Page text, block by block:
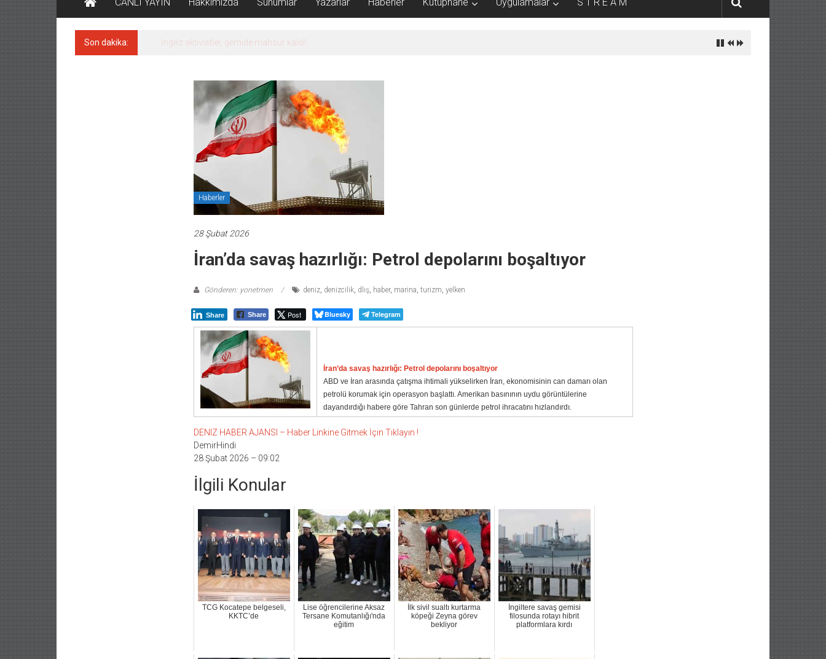
CANLI YAYIN Hakkımızda Sunumlar Yazarlar Haberler Kütüphane Uygulamalar S T R E A M
Son dakika: FESCO, Karadeniz’de yeni sevkiyat taleplerini durdurdu
Haberler
28 Şubat 2026
İran’da savaş hazırlığı: Petrol depolarını boşaltıyor
Gönderen: yonetmen deniz, denizcilik, dlış, haber, marina, turizm, yelken
Share Share Post Bluesky Telegram
İran’da savaş hazırlığı: Petrol depolarını boşaltıyor
ABD ve İran arasında çatışma ihtimali yükselirken İran, ekonomisinin can damarı olan
petrolü korumak için operasyon başlattı. Amerikan basınının uydu görüntülerine
dayandırdığı habere göre Tahran son günlerde petrol ihracatını hızlandırdı.
DENIZ HABER AJANSI – Haber Linkine Gitmek İçin Tıklayın !
DemirHindi
28 Şubat 2026 – 09:02
İlgili Konular
TCG Kocatepe belgeseli,
KKTC’de
Lise öğrencilerine Aksaz
Tersane Komutanlığı'nda
eğitim
İlk sivil sualtı kurtarma
köpeği Zeyna görev
bekliyor
İngiltere savaş gemisi
filosunda rotayı hibrit
platformlara kırdı